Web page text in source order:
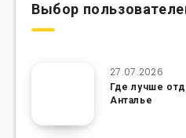
Выбор
27.07.2026
Где лучше
Анталье